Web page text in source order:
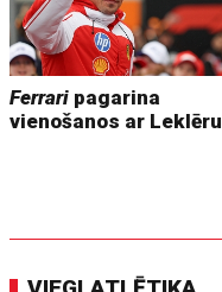
Ferrari pagarina
vienošanos ar Leklēru